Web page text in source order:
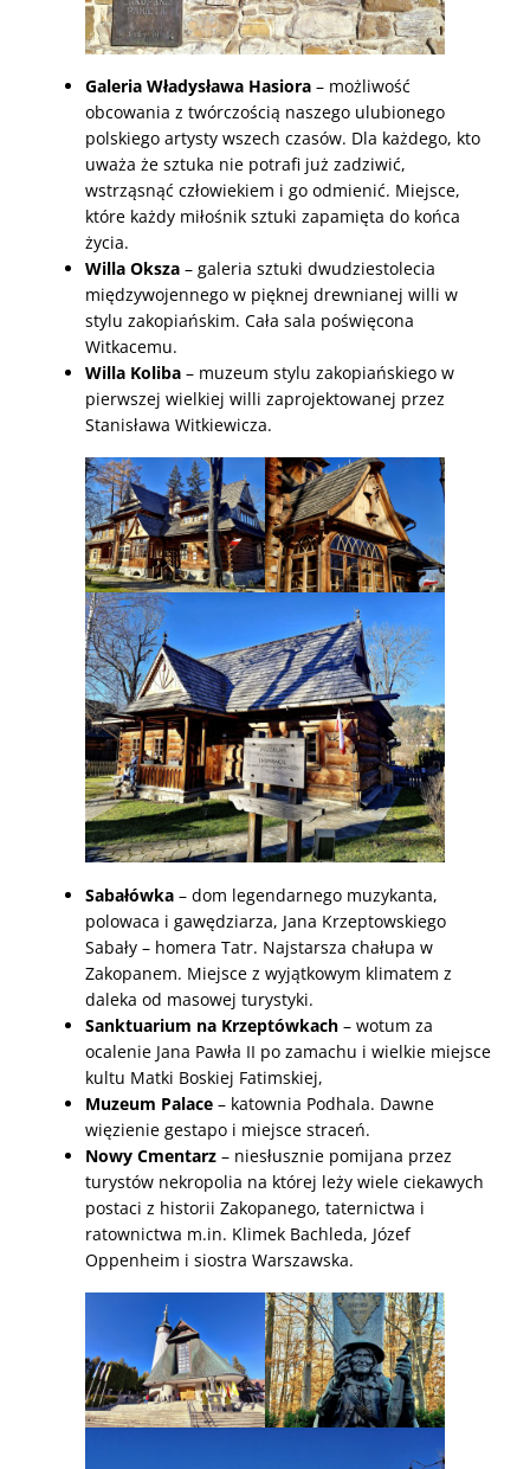
Galeria Władysława Hasiora – możliwość
obcowania z twórczością naszego ulubionego
polskiego artysty wszech czasów. Dla każdego, kto
uważa że sztuka nie potrafi już zadziwić,
wstrząsnąć człowiekiem i go odmienić. Miejsce,
które każdy miłośnik sztuki zapamięta do końca
życia.
Willa Oksza – galeria sztuki dwudziestolecia
międzywojennego w pięknej drewnianej willi w
stylu zakopiańskim. Cała sala poświęcona
Witkacemu.
Willa Koliba – muzeum stylu zakopiańskiego w
pierwszej wielkiej willi zaprojektowanej przez
Stanisława Witkiewicza.
Sabałówka – dom legendarnego muzykanta,
polowaca i gawędziarza, Jana Krzeptowskiego
Sabały – homera Tatr. Najstarsza chałupa w
Zakopanem. Miejsce z wyjątkowym klimatem z
daleka od masowej turystyki.
Sanktuarium na Krzeptówkach – wotum za
ocalenie Jana Pawła II po zamachu i wielkie miejsce
kultu Matki Boskiej Fatimskiej,
Muzeum Palace – katownia Podhala. Dawne
więzienie gestapo i miejsce straceń.
Nowy Cmentarz – niesłusznie pomijana przez
turystów nekropolia na której leży wiele ciekawych
postaci z historii Zakopanego, taternictwa i
ratownictwa m.in. Klimek Bachleda, Józef
Oppenheim i siostra Warszawska.